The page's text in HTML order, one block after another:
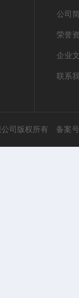
公司
荣誉
企业
联系
公司版权所有 备案